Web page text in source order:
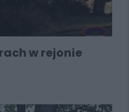
w rejonie